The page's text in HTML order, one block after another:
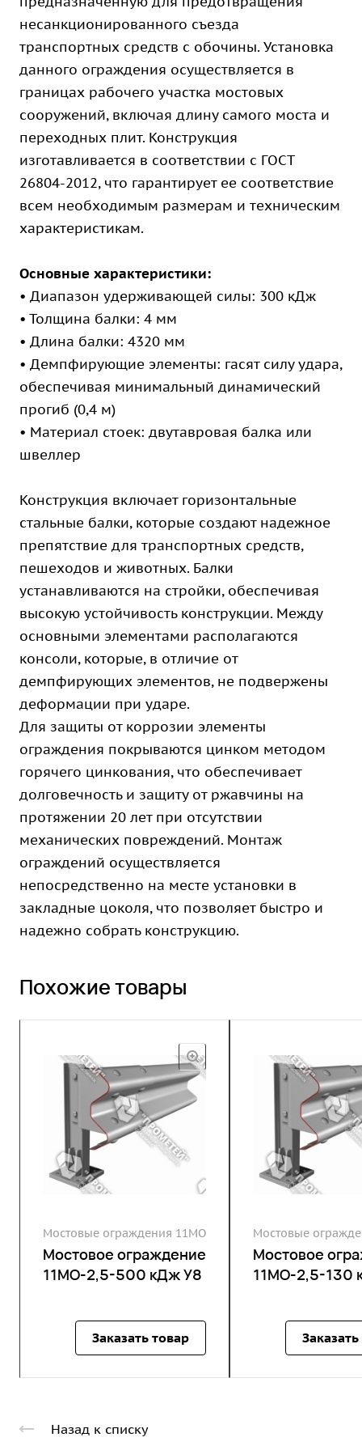
несанкционированного съезда
транспортных средств с обочины. Установка
данного ограждения осуществляется в
границах рабочего участка мостовых
сооружений, включая длину самого моста и
переходных плит. Конструкция
изготавливается в соответствии с ГОСТ
26804-2012, что гарантирует ее соответствие
всем необходимым размерам и техническим
характеристикам.
Основные характеристики:
• Диапазон удерживающей силы: 300 кДж
• Толщина балки: 4 мм
• Длина балки: 4320 мм
• Демпфирующие элементы: гасят силу удара,
обеспечивая минимальный динамический
прогиб (0,4 м)
• Материал стоек: двутавровая балка или
швеллер
Конструкция включает горизонтальные
стальные балки, которые создают надежное
препятствие для транспортных средств,
пешеходов и животных. Балки
устанавливаются на стройки, обеспечивая
высокую устойчивость конструкции. Между
основными элементами располагаются
консоли, которые, в отличие от
демпфирующих элементов, не подвержены
деформации при ударе.
Для защиты от коррозии элементы
ограждения покрываются цинком методом
горячего цинкования, что обеспечивает
долговечность и защиту от ржавчины на
протяжении 20 лет при отсутствии
механических повреждений. Монтаж
ограждений осуществляется
непосредственно на месте установки в
закладные цоколя, что позволяет быстро и
надежно собрать конструкцию.
Похожие товары
Мостовые ограждения 11МО
Мостовое ограждение
11МО-2,5-500 кДж У8
Заказать товар
Мостовые
Мостовое
11МО-2,5-130
Назад к списку